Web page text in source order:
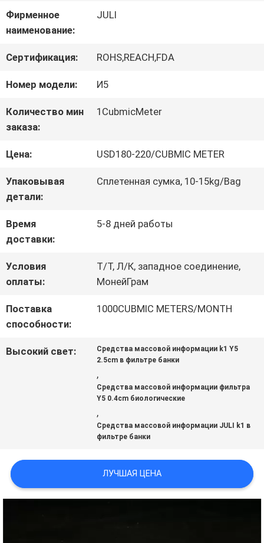
ПО
ЗАВОДУ
КОНТРОЛЬ
КАЧЕСТВА
СВЯЖИТЕСЬ
С
НАМИ
ЗАПРОСИТЕ
ЦИТАТУ
КАРТА
САЙТА
КОНФИДЕНЦИАЛЬНОСТИ
Фирменное
наименование:
JULI
Сертификация: ROHS,REACH,FDA
Номер модели: И5
Количество мин
заказа:
1CubmicMeter
Цена: USD180-220/CUBMIC METER
Упаковывая
детали:
Сплетенная сумка, 10-15kg/Bag
Время
доставки:
5-8 дней работы
Условия
оплаты:
Т/Т, Л/К, западное соединение,
МонейГрам
Поставка
способности:
1000CUBMIC METERS/MONTH
Высокий свет:
Средства массовой информации k1 Y5
2.5cm в фильтре банки
,
Средства массовой информации фильтра
Y5 0.4cm биологические
,
Средства массовой информации JULI k1 в
фильтре банки
ЛУЧШАЯ ЦЕНА